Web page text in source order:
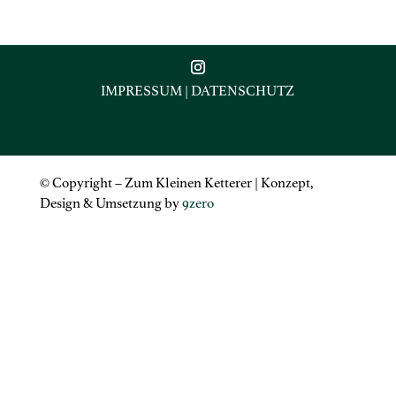
IMPRESSUM |DATENSCHUTZ
© Copyright – Zum Kleinen Ketterer | Konzept,
Design & Umsetzung by9zero